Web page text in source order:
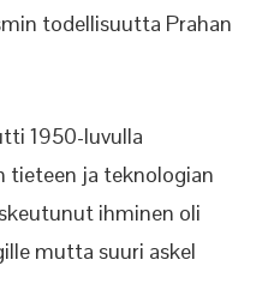
todellisuutta Prahan
1950-luvulla
tieteen ja teknologian
ihminen oli
mutta suuri askel